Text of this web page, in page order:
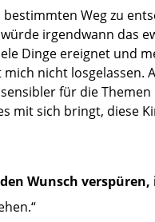
Weg zu
irgendwann das
Dinge ereignet und
nicht
für die
mit sich bringt, diese
Wunsch